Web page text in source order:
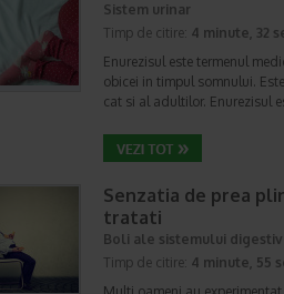
Sistem urinar
Timp de citire: 4 minute, 32
Enurezisul este termenul
obicei in timpul somnului.
cat si al adultilor. Enurezisul
Senzatia de prea
tratati
Boli ale sistemului digestiv
Timp de citire: 4 minute, 55